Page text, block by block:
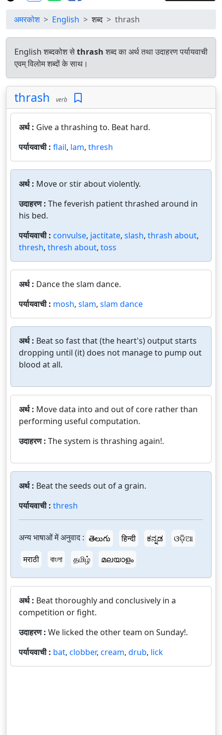
अमरकोश English शब्द thrash
English शब्दकोश सेthrashशब्द का अर्थ तथा उदाहरण पर्यायवाची
एवम् विलोम शब्दों के साथ।
thrash verb
अर्थ : Give a thrashing to. Beat hard.
पर्यायवाची : flail, lam, thresh
अर्थ : Move or stir about violently.
उदाहरण : The feverish patient thrashed around in
his bed.
पर्यायवाची : convulse, jactitate, slash, thrash about,
thresh, thresh about, toss
अर्थ : Dance the slam dance.
पर्यायवाची : mosh, slam, slam dance
अर्थ : Beat so fast that (the heart's) output starts
dropping until (it) does not manage to pump out
blood at all.
अर्थ : Move data into and out of core rather than
performing useful computation.
उदाहरण : The system is thrashing again!.
अर्थ : Beat the seeds out of a grain.
पर्यायवाची : thresh
अन्य भाषाओं में अनुवाद : తెలుగు हिन्दी ಕನ್ನಡ
ଓଡ଼ିଆ
मराठी
বাংলা தமிழ் മലയാളം
अर्थ : Beat thoroughly and conclusively in a
competition or fight.
उदाहरण : We licked the other team on Sunday!.
पर्यायवाची : bat, clobber, cream, drub, lick